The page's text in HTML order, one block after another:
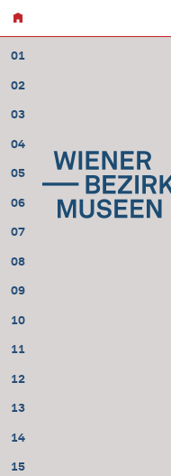
01
02
03
04
05
06
07
08
09
10
11
12
13
14
15